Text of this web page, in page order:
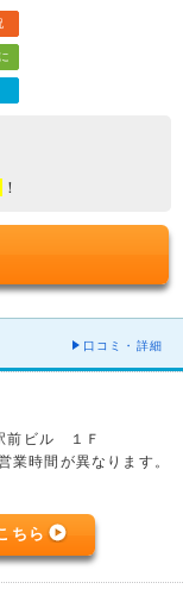
！
口コミ・詳細
前ビル １Ｆ
時間が異なります。
ちら